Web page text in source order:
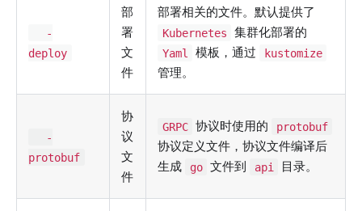
-
deploy
部
署
文
件
部署相关的文件。默认提供了
Kubernetes 集群化部署的
Yaml 模板，通过 kustomize
管理。
-
protobuf
协
议
文
件
GRPC 协议时使用的 protobuf
协议定义文件，协议文件编译后
生成
go 文件到 api 目录。